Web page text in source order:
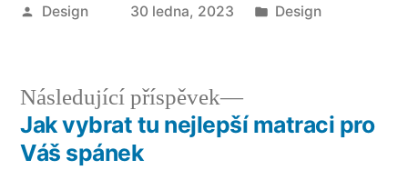
Autor
Design 30 ledna, 2023
Publikováno
Design
Navigace
Následující příspěvek
Následující
příspěvek:
Jak vybrat tu nejlepší matraci pro
Váš spánek